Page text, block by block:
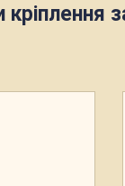
кріплення